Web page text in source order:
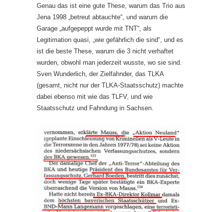
Genau das ist eine gute These, warum das Trio aus
Jena 1998 „betreut abtauchte“, und warum die
Garage „aufgepeppt wurde mit TNT“, als
Legitimation quasi, „wie gefährlich die sind“, und es
ist die beste These, warum die 3 nicht verhaftet
wurden, obwohl man jederzeit wusste, wo sie sind.
Sven Wunderlich, der Zielfahnder, das TLKA
(gesamt, nicht nur der TLKA-Staatsschutz) machte
dabei ebenso mit wie das TLFV, und wie
Staatsschutz und Fahndung in Sachsen.